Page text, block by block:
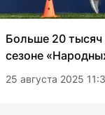
Больше 20 тысяч
сезоне
25 августа 2025